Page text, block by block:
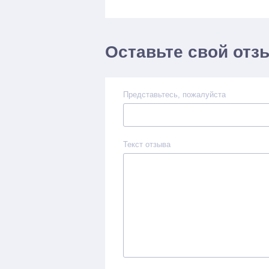
Оставьте свой
Представьтесь, пожалуйста
Текст отзыва